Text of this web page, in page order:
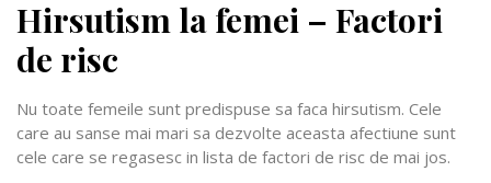
Hirsutism la femei – Factori
de risc
Nu toate femeile sunt predispuse sa faca hirsutism. Cele
care au sanse mai mari sa dezvolte aceasta afectiune sunt
cele care se regasesc in lista de factori de risc de mai jos.